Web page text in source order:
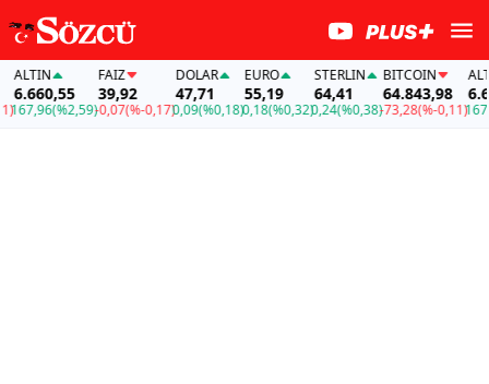
(%2,59)
39,92
-0,07(%-0,17)
DOLAR
47,71
0,09(%0,18)
EURO
55,19
0,18(%0,32)
STERLIN
64,41
0,24(%0,38)
BITCOIN
64.843,98
-73,28(%-0,11)
ALTIN
167,96